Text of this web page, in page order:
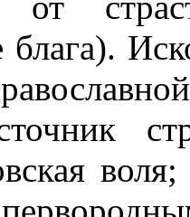
блага).